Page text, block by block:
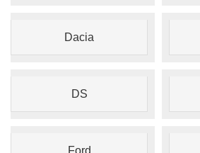
Dacia
DS
Ford